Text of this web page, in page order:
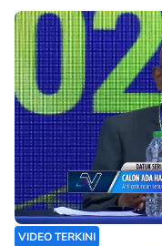
VIDEO TERKINI